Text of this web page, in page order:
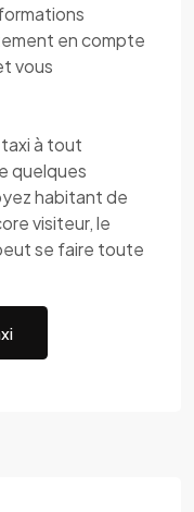
en compte
vous
à tout
quelques
habitant de
visiteur, le
se faire toute